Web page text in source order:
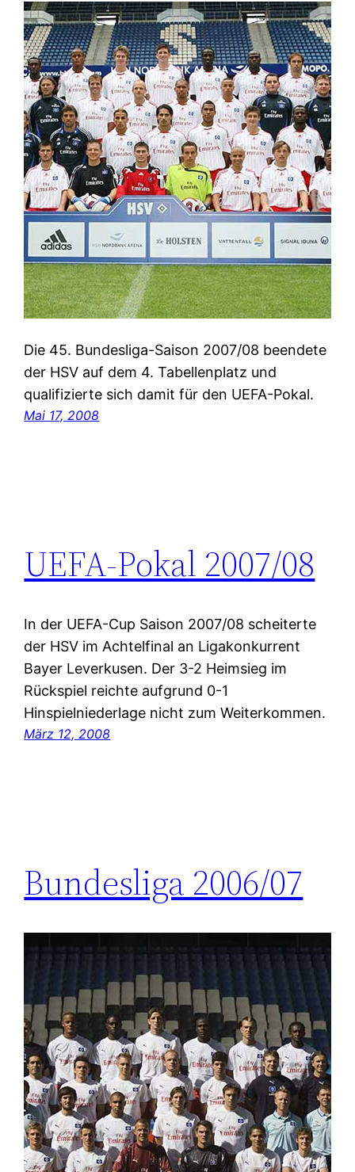
Die 45. Bundesliga-Saison 2007/08 beendete
der HSV auf dem 4. Tabellenplatz und
qualifizierte sich damit für den UEFA-Pokal.
Mai 17, 2008
UEFA-Pokal 2007/08
In der UEFA-Cup Saison 2007/08 scheiterte
der HSV im Achtelfinal an Ligakonkurrent
Bayer Leverkusen. Der 3-2 Heimsieg im
Rückspiel reichte aufgrund 0-1
Hinspielniederlage nicht zum Weiterkommen.
März 12, 2008
Bundesliga 2006/07